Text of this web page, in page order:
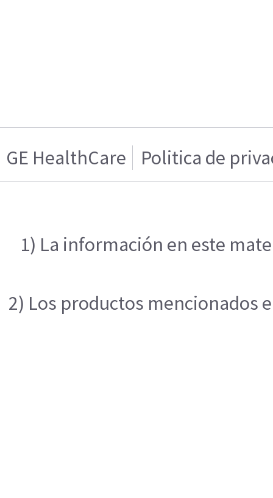
GE HealthCare Politica de
1) La información en este
2) Los productos mencionados